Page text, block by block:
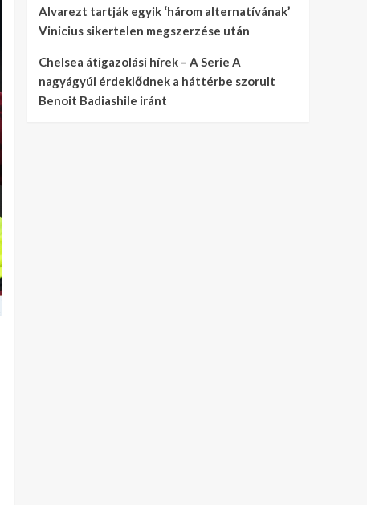
Alvarezt tartják egyik ‘három alternatívának’
Vinicius sikertelen megszerzése után
Chelsea átigazolási hírek – A Serie A
nagyágyúi érdeklődnek a háttérbe szorult
Benoit Badiashile iránt